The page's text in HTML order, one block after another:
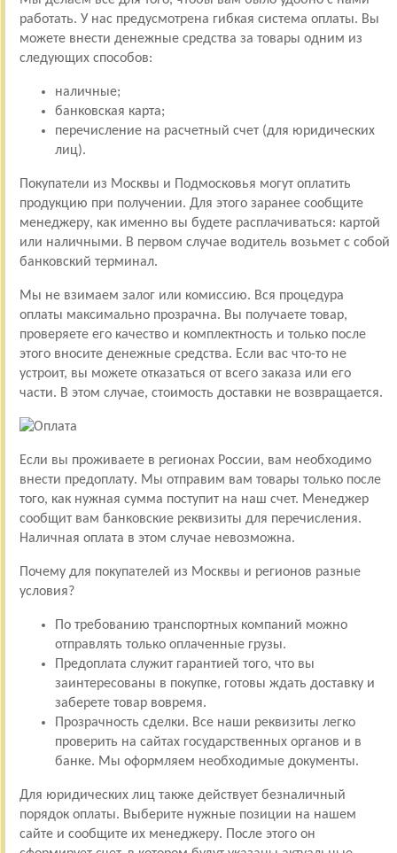
работать. У нас предусмотрена гибкая система оплаты. Вы
можете внести денежные средства за товары одним из
следующих способов:
наличные;
банковская карта;
перечисление на расчетный счет (для юридических
лиц).
Покупатели из Москвы и Подмосковья могут оплатить
продукцию при получении. Для этого заранее сообщите
менеджеру, как именно вы будете расплачиваться: картой
или наличными. В первом случае водитель возьмет с собой
банковский терминал.
Мы не взимаем залог или комиссию. Вся процедура
оплаты максимально прозрачна. Вы получаете товар,
проверяете его качество и комплектность и только после
этого вносите денежные средства. Если вас что-то не
устроит, вы можете отказаться от всего заказа или его
части. В этом случае, стоимость доставки не возвращается.
Если вы проживаете в регионах России, вам необходимо
внести предоплату. Мы отправим вам товары только после
того, как нужная сумма поступит на наш счет. Менеджер
сообщит вам банковские реквизиты для перечисления.
Наличная оплата в этом случае невозможна.
Почему для покупателей из Москвы и регионов разные
условия?
По требованию транспортных компаний можно
отправлять только оплаченные грузы.
Предоплата служит гарантией того, что вы
заинтересованы в покупке, готовы ждать доставку и
заберете товар вовремя.
Прозрачность сделки. Все наши реквизиты легко
проверить на сайтах государственных органов и в
банке. Мы оформляем необходимые документы.
Для юридических лиц также действует безналичный
порядок оплаты. Выберите нужные позиции на нашем
сайте и сообщите их менеджеру. После этого он